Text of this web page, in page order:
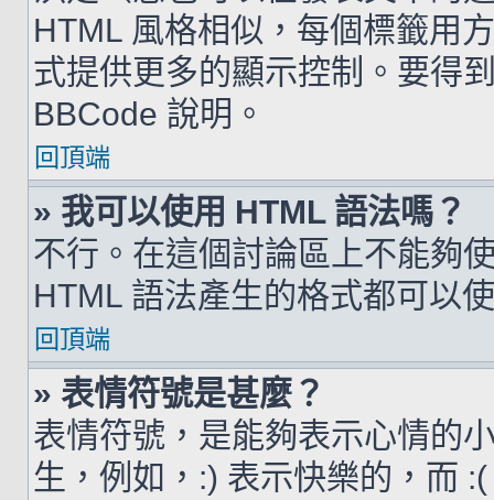
HTML 風格相似，每個標籤用
式提供更多的顯示控制。要得
BBCode 說明。
回頂端
» 我可以使用 HTML 語法嗎？
不行。在這個討論區上不能夠
HTML 語法產生的格式都可以
回頂端
» 表情符號是甚麼？
表情符號，是能夠表示心情的
生，例如，:) 表示快樂的，而